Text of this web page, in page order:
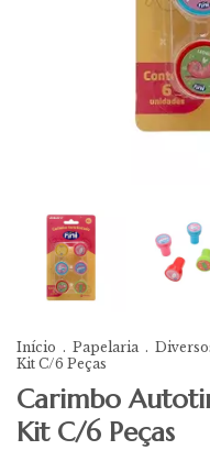
Início . Papelaria .
Kit C/6 Peças
Carimbo
Kit C/6 Peças